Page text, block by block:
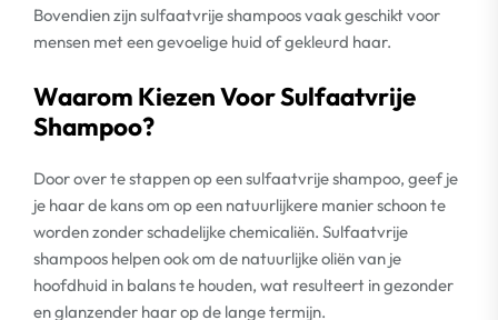
Bovendien zijn sulfaatvrije shampoos vaak geschikt voor
mensen met een gevoelige huid of gekleurd haar.
Waarom Kiezen Voor Sulfaatvrije
Shampoo?
Door over te stappen op een sulfaatvrije shampoo, geef je
je haar de kans om op een natuurlijkere manier schoon te
worden zonder schadelijke chemicaliën. Sulfaatvrije
shampoos helpen ook om de natuurlijke oliën van je
hoofdhuid in balans te houden, wat resulteert in gezonder
en glanzender haar op de lange termijn.